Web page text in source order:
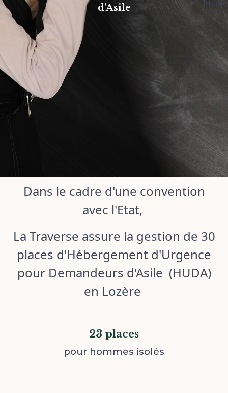
d'Asile
Dans le cadre d'une convention
avec l'Etat,
La Traverse assure la gestion de 30
places d'Hébergement d'Urgence
pour Demandeurs d'Asile (HUDA)
en Lozère
23 places
pour hommes isolés